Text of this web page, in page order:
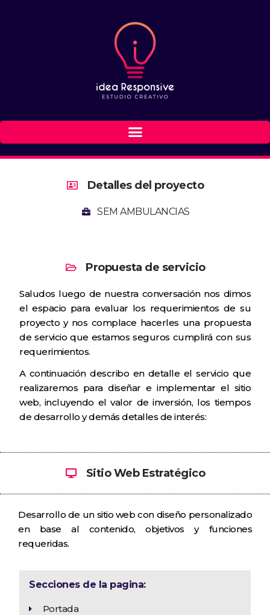
Detalles del proyecto
SEM AMBULANCIAS
Propuesta de servicio
Saludos luego de nuestra conversación nos dimos
el espacio para evaluar los requerimientos de su
proyecto y nos complace hacerles una propuesta
de servicio que estamos seguros cumplirá con sus
requerimientos.
A continuación describo en detalle el servicio que
realizaremos para diseñar e implementar el sitio
web, incluyendo el valor de inversión, los tiempos
de desarrollo y demás detalles de interés:
Sitio Web Estratégico
Desarrollo de un sitio web con diseño personalizado
en base al contenido, objetivos y funciones
requeridas.
Secciones de la pagina:
Portada